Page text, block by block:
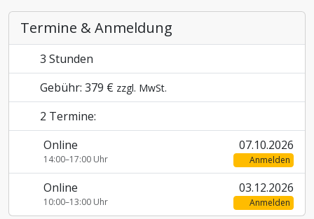
Termine & Anmeldung
3 Stunden
Gebühr: 379 € zzgl. MwSt.
2 Termine:
Online
14:00–17:00 Uhr
07.10.2026
Anmelden
Online
10:00–13:00 Uhr
03.12.2026
Anmelden